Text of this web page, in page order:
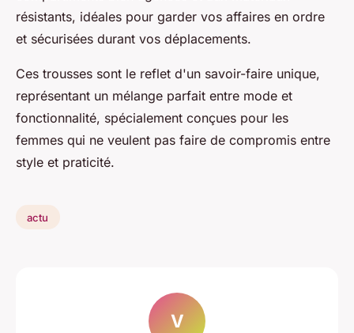
résistants, idéales pour garder vos affaires en ordre
et sécurisées durant vos déplacements.
Ces trousses sont le reflet d'un savoir-faire unique,
représentant un mélange parfait entre mode et
fonctionnalité, spécialement conçues pour les
femmes qui ne veulent pas faire de compromis entre
style et praticité.
actu
V